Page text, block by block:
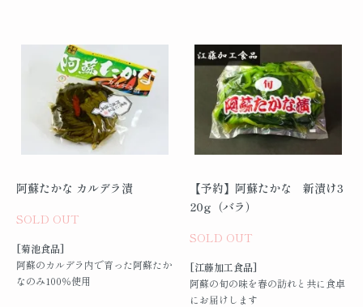
阿蘇たかな カルデラ漬
SOLD OUT
[菊池食品]
阿蘇のカルデラ内で育った阿蘇たか
なのみ100％使用
【予約】阿蘇たかな 新漬け3
20g（バラ）
SOLD OUT
[江藤加工食品]
阿蘇の旬の味を春の訪れと共に食卓
にお届けします